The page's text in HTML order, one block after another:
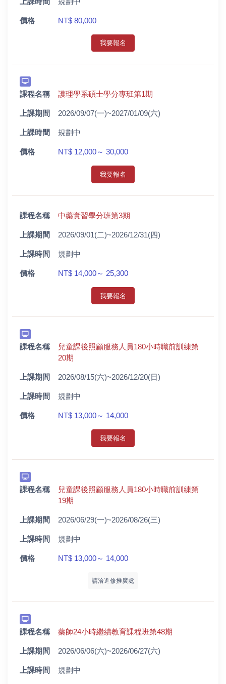
價格 NT$ 80,000
我要報名
課程名稱 護理學系碩士學分專班第1期
上課期間 2026/09/07(一)~2027/01/09(六)
上課時間 規劃中
價格 NT$ 12,000～ 30,000
我要報名
課程名稱 中藥實習學分班第3期
上課期間 2026/09/01(二)~2026/12/31(四)
上課時間 規劃中
價格 NT$ 14,000～ 25,300
我要報名
課程名稱
兒童課後照顧服務人員180小時職前訓練第
20期
上課期間 2026/08/15(六)~2026/12/20(日)
上課時間 規劃中
價格 NT$ 13,000～ 14,000
我要報名
課程名稱
兒童課後照顧服務人員180小時職前訓練第
19期
上課期間 2026/06/29(一)~2026/08/26(三)
上課時間 規劃中
價格 NT$ 13,000～ 14,000
請洽進修推廣處
課程名稱 藥師24小時繼續教育課程班第48期
上課期間 2026/06/06(六)~2026/06/27(六)
上課時間 規劃中